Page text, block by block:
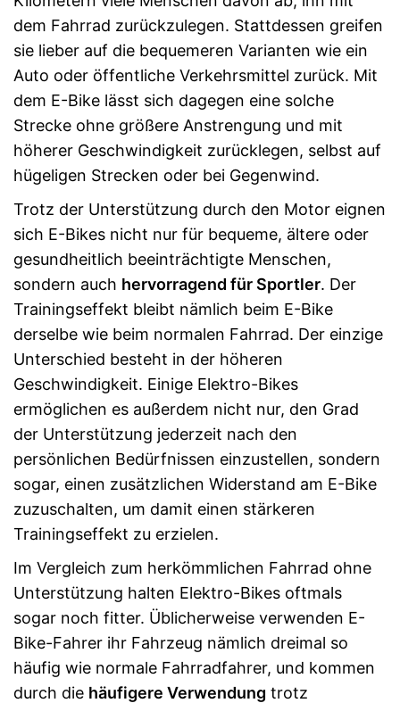
dem Fahrrad zurückzulegen. Stattdessen greifen
sie lieber auf die bequemeren Varianten wie ein
Auto oder öffentliche Verkehrsmittel zurück. Mit
dem E-Bike lässt sich dagegen eine solche
Strecke ohne größere Anstrengung und mit
höherer Geschwindigkeit zurücklegen, selbst auf
hügeligen Strecken oder bei Gegenwind.
Trotz der Unterstützung durch den Motor eignen
sich E-Bikes nicht nur für bequeme, ältere oder
gesundheitlich beeinträchtigte Menschen,
sondern auch hervorragend für Sportler. Der
Trainingseffekt bleibt nämlich beim E-Bike
derselbe wie beim normalen Fahrrad. Der einzige
Unterschied besteht in der höheren
Geschwindigkeit. Einige Elektro-Bikes
ermöglichen es außerdem nicht nur, den Grad
der Unterstützung jederzeit nach den
persönlichen Bedürfnissen einzustellen, sondern
sogar, einen zusätzlichen Widerstand am E-Bike
zuzuschalten, um damit einen stärkeren
Trainingseffekt zu erzielen.
Im Vergleich zum herkömmlichen Fahrrad ohne
Unterstützung halten Elektro-Bikes oftmals
sogar noch fitter. Üblicherweise verwenden E-
Bike-Fahrer ihr Fahrzeug nämlich dreimal so
häufig wie normale Fahrradfahrer, und kommen
durch die häufigere Verwendung trotz